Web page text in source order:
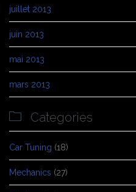
juillet 2013
juin 2013
mai 2013
mars 2013
 Categories
Car Tuning (18)
Mechanics (27)